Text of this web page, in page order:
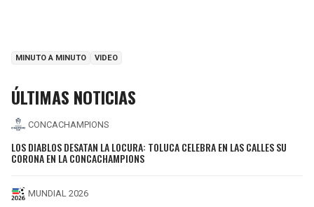
MINUTO A MINUTO VIDEO
ÚLTIMAS NOTICIAS
CONCACHAMPIONS
LOS DIABLOS DESATAN LA LOCURA: TOLUCA CELEBRA EN LAS CALLES SU
CORONA EN LA CONCACHAMPIONS
MUNDIAL 2026